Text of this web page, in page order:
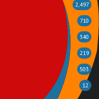
2,497
710
340
219
503
12